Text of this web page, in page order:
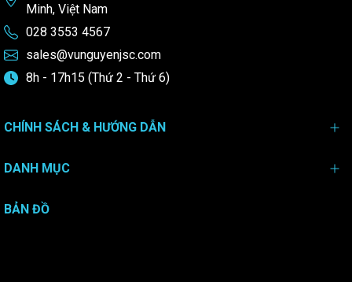
Minh, Việt Nam
028 3553 4567
sales@vunguyenjsc.com
8h - 17h15 (Thứ 2 - Thứ 6)
CHÍNH SÁCH & HƯỚNG DẪN
DANH MỤC
BẢN ĐỒ